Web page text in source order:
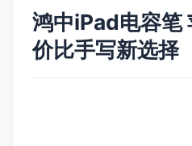
鸿中iPad电容笔
价比手写新选择